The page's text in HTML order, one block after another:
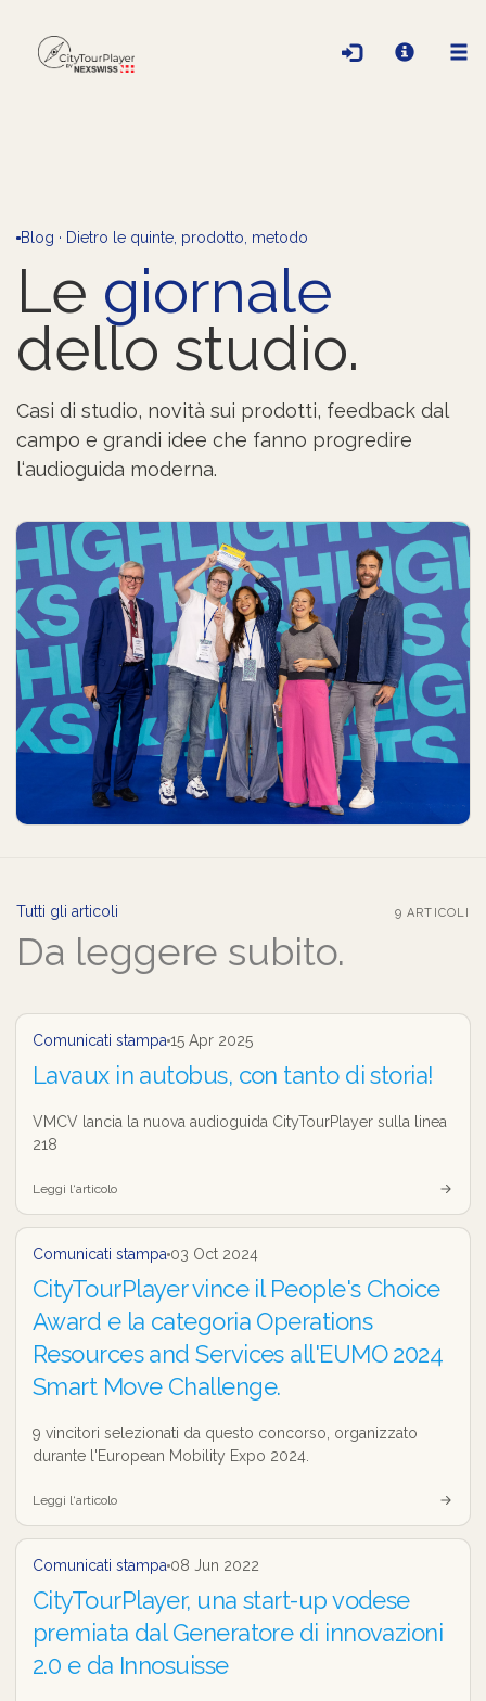
Blog · Dietro le quinte, prodotto, metodo
Le giornale
dello studio.
Casi di studio, novità sui prodotti, feedback dal
campo e grandi idee che fanno progredire
l‘audioguida moderna.
Tutti gli articoli
Da leggere subito.
9 ARTICOLI
Comunicati stampa 15 Apr 2025
Lavaux in autobus, con tanto di storia!
VMCV lancia la nuova audioguida CityTourPlayer sulla linea
218
Leggi l‘articolo
Comunicati stampa 03 Oct 2024
CityTourPlayer vince il People's Choice
Award e la categoria Operations
Resources and Services all'EUMO 2024
Smart Move Challenge.
9 vincitori selezionati da questo concorso, organizzato
durante l'European Mobility Expo 2024.
Leggi l‘articolo
Comunicati stampa 08 Jun 2022
CityTourPlayer, una start-up vodese
premiata dal Generatore di innovazioni
2.0 e da Innosuisse